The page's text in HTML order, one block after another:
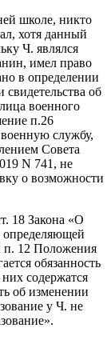
школе, никто
хотя данный
Ч. являлся
имел право
в определении
об
военного
п.26
службу,
Совета
N 741, не
о возможности
18 Закона «О
определяющей
п. 12 Положения
обязанность
содержатся
об изменении
у Ч. не